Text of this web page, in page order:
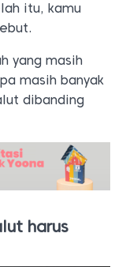
itu, kamu
yang masih
masih banyak
dibanding
harus